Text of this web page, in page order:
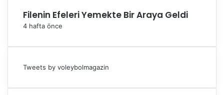
Filenin Efeleri Yemekte Bir Araya Geldi
4 hafta önce
Tweets by voleybolmagazin